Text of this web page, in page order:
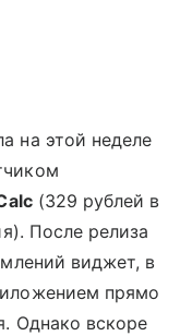
на этой неделе
(329 рублей в
После релиза
виджет, в
прямо
Однако вскоре